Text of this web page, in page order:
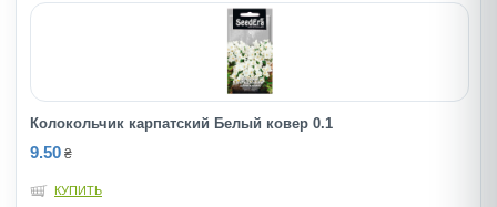
Колокольчик карпатский Белый ковер 0.1
9.50 ₴
КУПИТЬ